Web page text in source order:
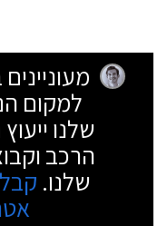
למקום
שלנו
הרכב
שלנו.